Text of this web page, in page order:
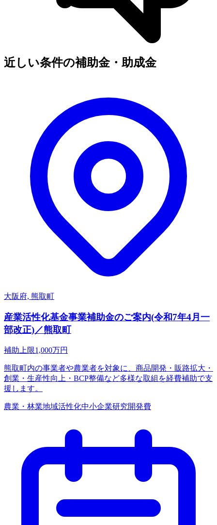
近しい条件の補助金・助成金
大阪府, 熊取町
産業活性化基金事業補助金のご案内(令和7年4月一
部改正)／熊取町
補助上限1,000万円
熊取町内の事業者や農業者を対象に、商品開発・販路拡大・
創業・生産性向上・BCP整備など多様な取組を経費補助で支
援します。
農業・林業地域活性化中小企業研究開発費